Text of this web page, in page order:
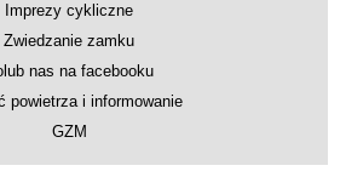
Imprezy cykliczne
Zwiedzanie zamku
nas na facebooku
powietrza i informowanie
GZM